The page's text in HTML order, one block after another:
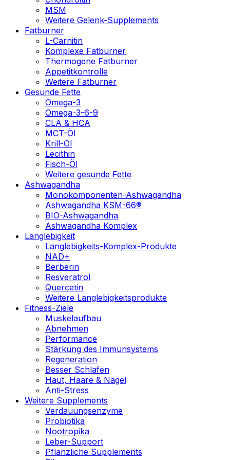
MSM
Weitere Gelenk-Supplements
Fatburner
L-Carnitin
Komplexe Fatburner
Thermogene Fatburner
Appetitkontrolle
Weitere Fatburner
Gesunde Fette
Omega-3
Omega-3-6-9
CLA & HCA
MCT-Öl
Krill-Öl
Lecithin
Fisch-Öl
Weitere gesunde Fette
Ashwagandha
Monokomponenten-Ashwagandha
Ashwagandha KSM-66®
BIO-Ashwagandha
Ashwagandha Komplex
Langlebigkeit
Langlebigkeits-Komplex-Produkte
NAD+
Berberin
Resveratrol
Quercetin
Weitere Langlebigkeitsprodukte
Fitness-Ziele
Muskelaufbau
Abnehmen
Performance
Stärkung des Immunsystems
Regeneration
Besser Schlafen
Haut, Haare & Nägel
Anti-Stress
Weitere Supplements
Verdauungsenzyme
Probiotika
Nootropika
Leber-Support
Pflanzliche Supplements